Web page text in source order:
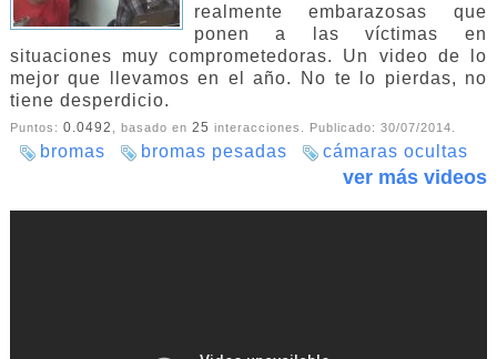
realmente embarazosas que
ponen a las víctimas en
situaciones muy comprometedoras. Un video de lo
mejor que llevamos en el año. No te lo pierdas, no
tiene desperdicio.
Puntos: 0.0492 , basado en 25 interacciones. Publicado: 30/07/2014.
bromas bromas pesadas cámaras ocultas
ver más videos